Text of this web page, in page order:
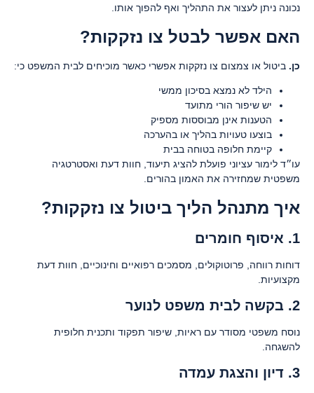
נכונה ניתן לעצור את התהליך ואף להפוך אותו.
האם אפשר לבטל צו נזקקות?
כן. ביטול או צמצום צו נזקקות אפשרי כאשר מוכיחים לבית המשפט כי:
הילד לא נמצא בסיכון ממשי
יש שיפור הורי מתועד
הטענות אינן מבוססות מספיק
בוצעו טעויות בהליך או בהערכה
קיימת חלופה בטוחה בבית
עו״ד לימור עציוני פועלת להציג תיעוד, חוות דעת ואסטרטגיה
משפטית שמחזירה את האמון בהורים.
איך מתנהל הליך ביטול צו נזקקות?
1. איסוף חומרים
דוחות רווחה, פרוטוקולים, מסמכים רפואיים וחינוכיים, חוות דעת
מקצועיות.
2. בקשה לבית משפט לנוער
נוסח משפטי מסודר עם ראיות, שיפור תפקוד ותכנית חלופית
להשגחה.
3. דיון והצגת עמדה